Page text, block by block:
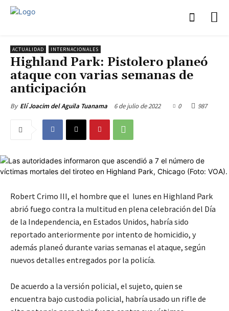
ACTUALIDAD INTERNACIONALES
Highland Park: Pistolero planeó
ataque con varias semanas de
anticipación
By Elí Joacim del Aguila Tuanama 6 de julio de 2022 0 987
Robert Crimo III, el hombre que el lunes en Highland Park
abrió fuego contra la multitud en plena celebración del Día
de la Independencia, en Estados Unidos, habría sido
reportado anteriormente por intento de homicidio, y
además planeó durante varias semanas el ataque, según
nuevos detalles entregados por la policía.
De acuerdo a la versión policial, el sujeto, quien se
encuentra bajo custodia policial, habría usado un rifle de